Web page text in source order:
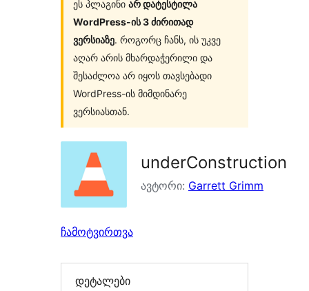
ეს პლაგინი არ დატესტილა
WordPress-ის 3 ძირითად
ვერსიაზე. როგორც ჩანს, ის უკვე
აღარ არის მხარდაჭერილი და
შესაძლოა არ იყოს თავსებადი
WordPress-ის მიმდინარე
ვერსიასთან.
underConstruction
ავტორი: Garrett Grimm
ჩამოტვირთვა
დეტალები